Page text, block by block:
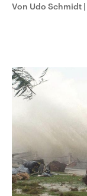
Wahl.
Von Udo Schmidt |